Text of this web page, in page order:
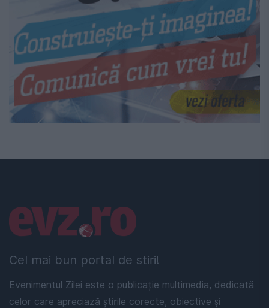
Cel mai bun portal de stiri!
Evenimentul Zilei este o publicație multimedia, dedicată
celor care apreciază știrile corecte, obiective și
Linkuri utile